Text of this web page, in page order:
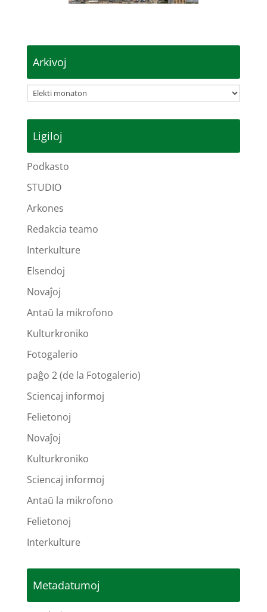
Arkivoj
Arkivoj
Ligiloj
Podkasto
STUDIO
Arkones
Redakcia teamo
Interkulture
Elsendoj
Novaĵoj
Antaŭ la mikrofono
Kulturkroniko
Fotogalerio
paĝo 2 (de la Fotogalerio)
Sciencaj informoj
Felietonoj
Novaĵoj
Kulturkroniko
Sciencaj informoj
Antaŭ la mikrofono
Felietonoj
Interkulture
Metadatumoj